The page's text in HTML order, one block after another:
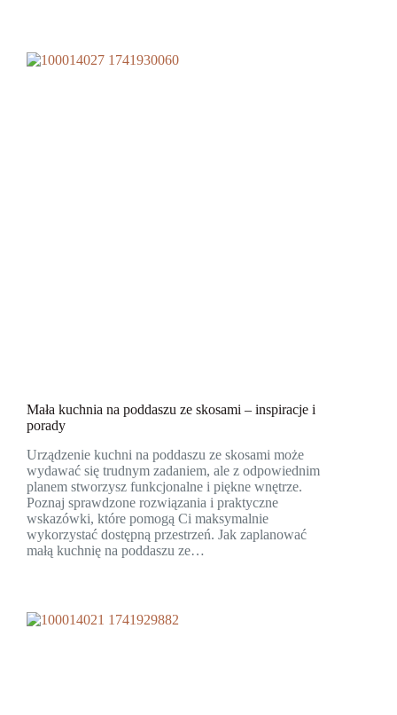
Mała kuchnia na poddaszu ze skosami – inspiracje i
porady
Urządzenie kuchni na poddaszu ze skosami może
wydawać się trudnym zadaniem, ale z odpowiednim
planem stworzysz funkcjonalne i piękne wnętrze.
Poznaj sprawdzone rozwiązania i praktyczne
wskazówki, które pomogą Ci maksymalnie
wykorzystać dostępną przestrzeń. Jak zaplanować
małą kuchnię na poddaszu ze…